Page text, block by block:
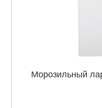
Морозильный